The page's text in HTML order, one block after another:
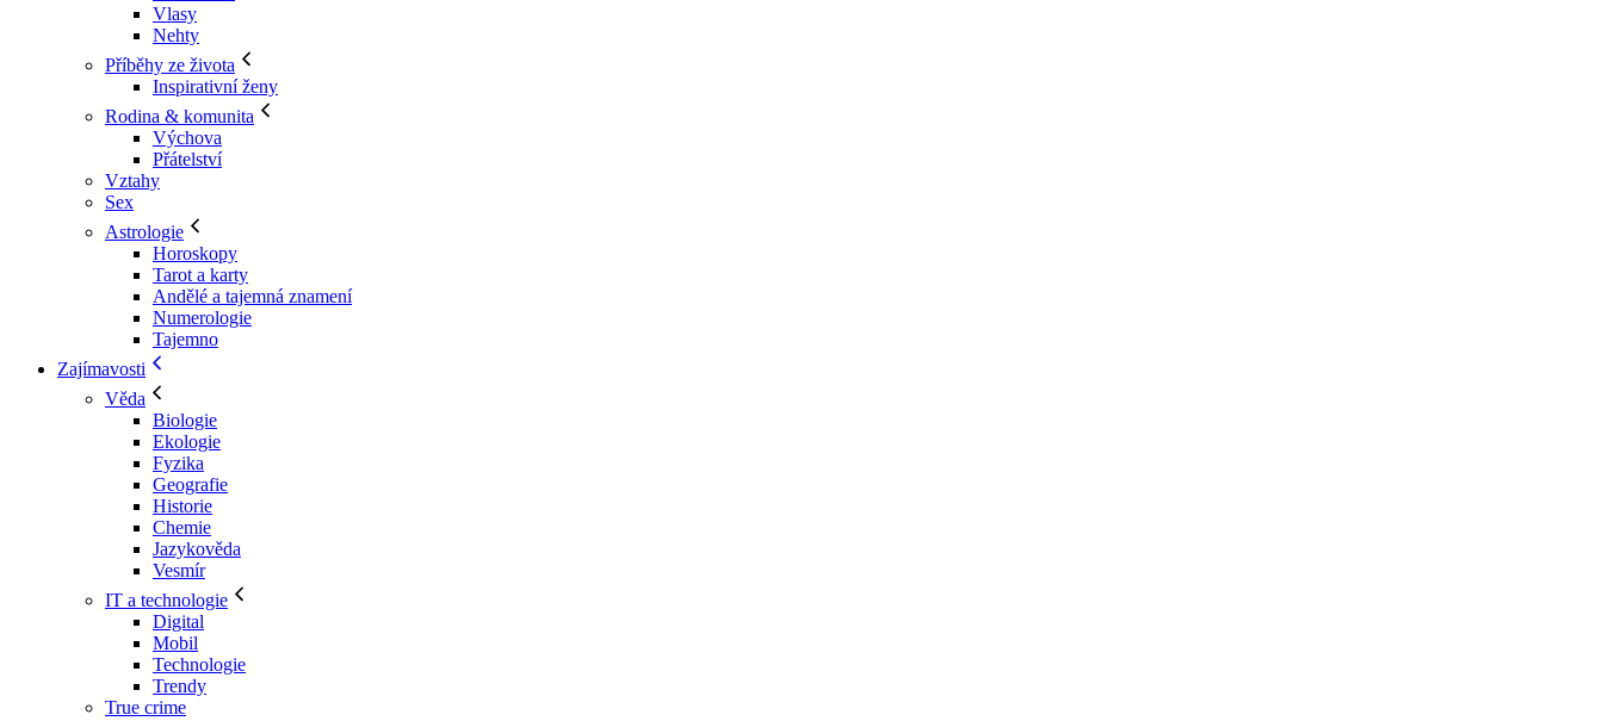
Vlasy
Nehty
Příběhy ze života
Inspirativní ženy
Rodina & komunita
Výchova
Přátelství
Vztahy
Sex
Astrologie
Horoskopy
Tarot a karty
Andělé a tajemná znamení
Numerologie
Tajemno
Zajímavosti
Věda
Biologie
Ekologie
Fyzika
Geografie
Historie
Chemie
Jazykověda
Vesmír
IT a technologie
Digital
Mobil
Technologie
Trendy
True crime